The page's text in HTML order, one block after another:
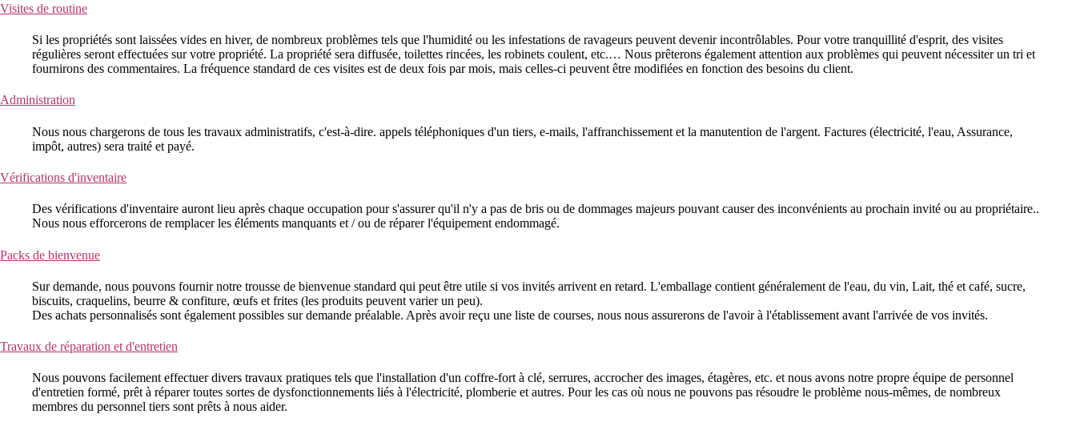
Visites de routine
Si les propriétés sont laissées vides en hiver, de nombreux problèmes tels que l'humidité ou les infestations de ravageurs peuvent devenir incontrôlables. Pour votre tranquillité d'esprit, des visites
régulières seront effectuées sur votre propriété. La propriété sera diffusée, toilettes rincées, les robinets coulent, etc.… Nous prêterons également attention aux problèmes qui peuvent nécessiter un tri et
fournirons des commentaires. La fréquence standard de ces visites est de deux fois par mois, mais celles-ci peuvent être modifiées en fonction des besoins du client.
Administration
Nous nous chargerons de tous les travaux administratifs, c'est-à-dire. appels téléphoniques d'un tiers, e-mails, l'affranchissement et la manutention de l'argent. Factures (électricité, l'eau, Assurance,
impôt, autres) sera traité et payé.
Vérifications d'inventaire
Des vérifications d'inventaire auront lieu après chaque occupation pour s'assurer qu'il n'y a pas de bris ou de dommages majeurs pouvant causer des inconvénients au prochain invité ou au propriétaire..
Nous nous efforcerons de remplacer les éléments manquants et / ou de réparer l'équipement endommagé.
Packs de bienvenue
Sur demande, nous pouvons fournir notre trousse de bienvenue standard qui peut être utile si vos invités arrivent en retard. L'emballage contient généralement de l'eau, du vin, Lait, thé et café, sucre,
biscuits, craquelins, beurre & confiture, œufs et frites (les produits peuvent varier un peu).
Des achats personnalisés sont également possibles sur demande préalable. Après avoir reçu une liste de courses, nous nous assurerons de l'avoir à l'établissement avant l'arrivée de vos invités.
Travaux de réparation et d'entretien
Nous pouvons facilement effectuer divers travaux pratiques tels que l'installation d'un coffre-fort à clé, serrures, accrocher des images, étagères, etc. et nous avons notre propre équipe de personnel
d'entretien formé, prêt à réparer toutes sortes de dysfonctionnements liés à l'électricité, plomberie et autres. Pour les cas où nous ne pouvons pas résoudre le problème nous-mêmes, de nombreux
membres du personnel tiers sont prêts à nous aider.